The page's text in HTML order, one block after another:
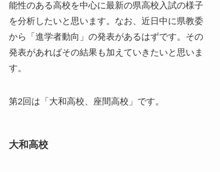
能性のある高校を中心に最新の県高校入試の様子
を分析したいと思います。なお、近日中に県教委
から「進学者動向」の発表があるはずです。その
発表があればその結果も加えていきたいと思いま
す。
第2回は「大和高校、座間高校」です。
大和高校